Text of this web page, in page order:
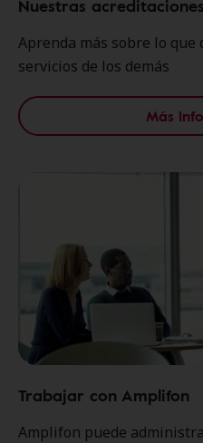
Nuestras acreditaciones
Aprenda más sobre lo
servicios de los demás
Más
Trabajar con Amplifon
Amplifon puede